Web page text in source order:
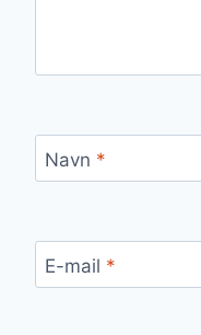
Navn *
E-mail *